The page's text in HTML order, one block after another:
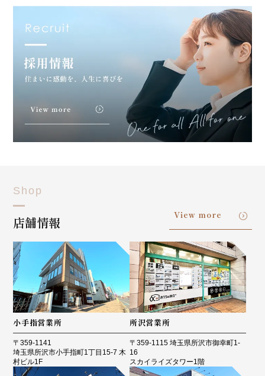
Shop
店舗情報 View more
小手指営業所
〒359-1141
埼玉県所沢市小手指町1丁目15-7 木
村ビル1F
所沢営業所
〒359-1115 埼玉県所沢市御幸町1-
16
スカイライズタワー1階